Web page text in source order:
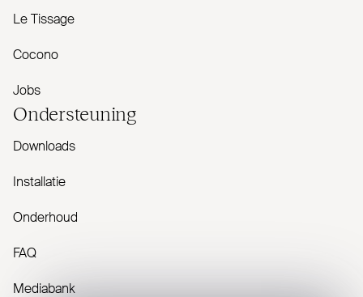
Le Tissage
Cocono
Jobs
Onder­steuning
Downloads
Installatie
Onderhoud
FAQ
Mediabank